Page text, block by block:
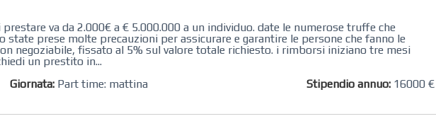
va da 2.000€ a € 5.000.000 a un individuo. date le numerose truffe che
prese molte precauzioni per assicurare e garantire le persone che fanno le
negoziabile, fissato al 5% sul valore totale richiesto. i rimborsi iniziano tre mesi
un prestito in...
Giornata: Part time: mattina Stipendio annuo: 16000 €